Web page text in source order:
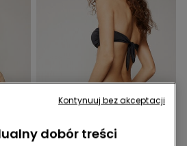
Mikrofibra z recyklingu
dobór treści
Kontynuuj bez akceptacji